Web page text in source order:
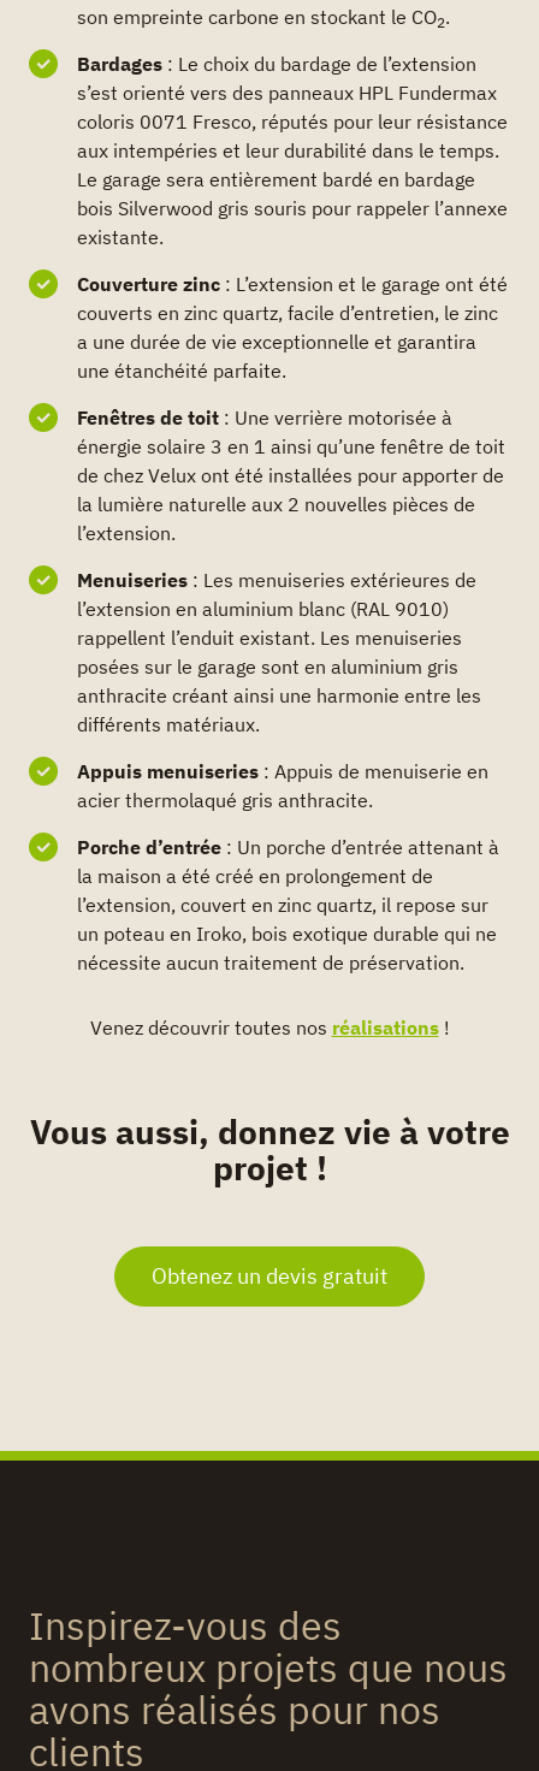
son empreinte carbone en stockant le CO2.
Bardages: Le choix du bardage de l’extension
s’est orienté vers des panneaux HPL Fundermax
coloris 0071 Fresco, réputés pour leur résistance
aux intempéries et leur durabilité dans le temps.
Le garage sera entièrement bardé en bardage
bois Silverwood gris souris pour rappeler l’annexe
existante.
Couverture zinc: L’extension et le garage ont été
couverts en zinc quartz, facile d’entretien, le zinc
a une durée de vie exceptionnelle et garantira
une étanchéité parfaite.
Fenêtres de toit: Une verrière motorisée à
énergie solaire 3 en 1 ainsi qu’une fenêtre de toit
de chez Velux ont été installées pour apporter de
la lumière naturelle aux 2 nouvelles pièces de
l’extension.
Menuiseries : Les menuiseries extérieures de
l’extension en aluminium blanc (RAL 9010)
rappellent l’enduit existant. Les menuiseries
posées sur le garage sont en aluminium gris
anthracite créant ainsi une harmonie entre les
différents matériaux.
Appuis menuiseries: Appuis de menuiserie en
acier thermolaqué gris anthracite.
Porche d’entrée: Un porche d’entrée attenant à
la maison a été créé en prolongement de
l’extension, couvert en zinc quartz, il repose sur
un poteau en Iroko, bois exotique durable qui ne
nécessite aucun traitement de préservation.
Venez découvrir toutes nos réalisations!
Vous aussi, donnez vie à votre
projet !
Obtenez un devis gratuit
Inspirez-vous des
nombreux projets que nous
avons réalisés pour nos
clients